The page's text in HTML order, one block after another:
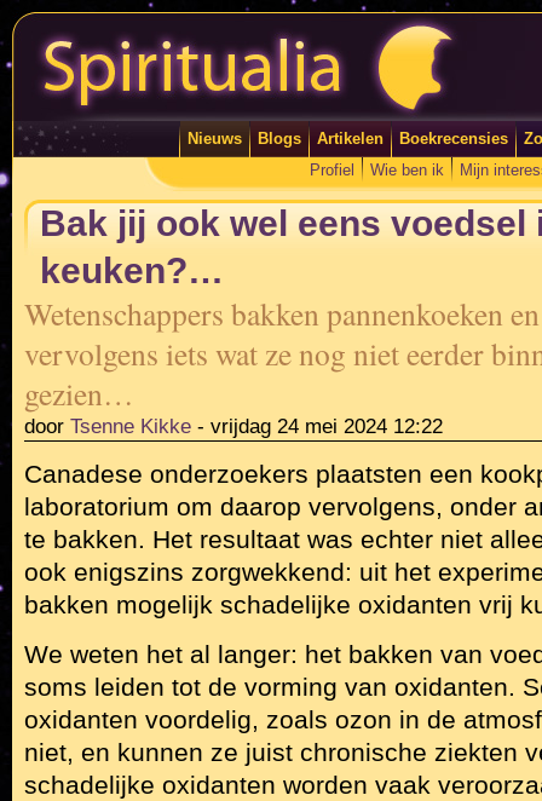
Nieuws Blogs Artikelen Boekrecensies
Profiel
Wie ben ik Mijn
Bak jij ook wel eens voedsel
keuken?…
Wetenschappers bakken pannenkoeken
vervolgens iets wat ze nog niet eerder
gezien…
door Tsenne Kikke - vrijdag 24 mei 2024 12:22
Canadese onderzoekers plaatsten een
laboratorium om daarop vervolgens, onder
te bakken. Het resultaat was echter niet
ook enigszins zorgwekkend: uit het
bakken mogelijk schadelijke oxidanten vrij
We weten het al langer: het bakken van
soms leiden tot de vorming van oxidanten.
oxidanten voordelig, zoals ozon in de
niet, en kunnen ze juist chronische ziekten
schadelijke oxidanten worden vaak